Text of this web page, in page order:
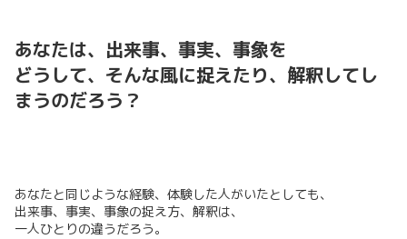
あなたは、出来事、事実、事象を
どうして、そんな風に捉えたり、解釈してし
まうのだろう？
あなたと同じような経験、体験した人がいたとしても、
出来事、事実、事象の捉え方、解釈は、
一人ひとりの違うだろう。